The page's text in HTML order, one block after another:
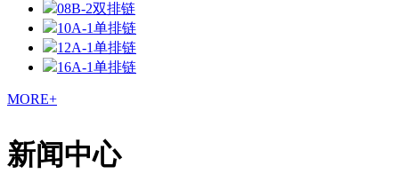
08B-2双排链
10A-1单排链
12A-1单排链
16A-1单排链
MORE+
新闻中心